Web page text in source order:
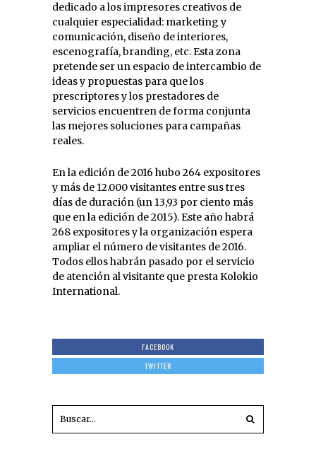
dedicado a los impresores creativos de
cualquier especialidad: marketing y
comunicación, diseño de interiores,
escenografía, branding, etc. Esta zona
pretende ser un espacio de intercambio de
ideas y propuestas para que los
prescriptores y los prestadores de
servicios encuentren de forma conjunta
las mejores soluciones para campañas
reales.
En la edición de 2016 hubo 264 expositores
y más de 12.000 visitantes entre sus tres
días de duración (un 13,93 por ciento más
que en la edición de 2015). Este año habrá
268 expositores y la organización espera
ampliar el número de visitantes de 2016.
Todos ellos habrán pasado por el servicio
de atención al visitante que presta Kolokio
International.
FACEBOOK
TWITTER